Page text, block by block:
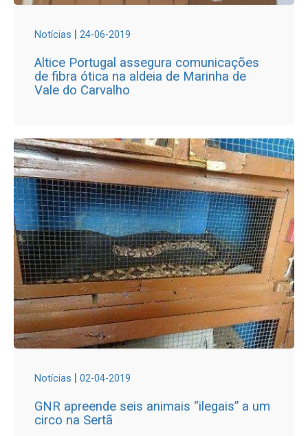
Notícias | 24-06-2019
Altice Portugal assegura comunicações
de fibra ótica na aldeia de Marinha de
Vale do Carvalho
Notícias | 02-04-2019
GNR apreende seis animais “ilegais” a um
circo na Sertã